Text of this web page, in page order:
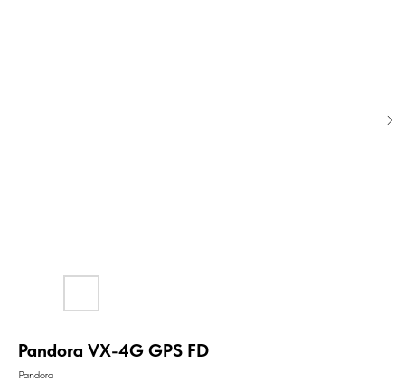
Pandora VX-4G GPS FD
Pandora